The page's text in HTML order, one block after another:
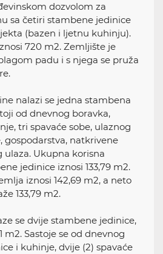
dozvolom za
sa četiri stambene jedinice
(bazen i ljetnu kuhinju).
720 m2. Zemljište je
padu i s njega se pruža
nalazi se jedna stambena
od dnevnog boravka,
tri spavaće sobe, ulaznog
gospodarstva, natkrivene
ulaza. Ukupna korisna
jedinice iznosi 133,79 m2.
iznosi 142,69 m2, a neto
133,79 m2.
se dvije stambene jedinice,
m2. Sastoje se od dnevnog
i kuhinje, dvije (2) spavaće